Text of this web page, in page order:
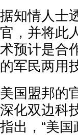
据知情人士
官，并将此
术预计是合
的军民两用
美国盟邦的
深化双边科
指出，“美